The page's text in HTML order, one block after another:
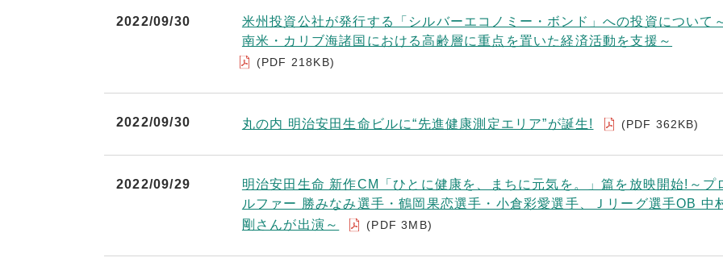
2022/09/30
米州投資公社が発行する「シルバーエコノミー・ボンド」への投資について
南米・カリブ海諸国における高齢層に重点を置いた経済活動を支援～
(PDF 218KB)
2022/09/30 丸の内 明治安田生命ビルに“先進健康測定エリア”が誕生! (PDF 362KB)
2022/09/29
明治安田生命 新作CM「ひとに健康を、まちに元気を。」篇を放映開始!～プ
ルファー 勝みなみ選手・鶴岡果恋選手・小倉彩愛選手、Ｊリーグ選手OB 中
剛さんが出演～
(PDF 3MB)